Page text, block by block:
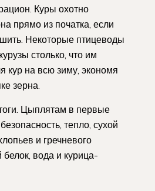
Куры охотно
прямо из початка, если
Некоторые птицеводы
столько, что им
кур на всю зиму, экономя
зерна.
Цыплятам в первые
тепло, сухой
и гречневого
вода и курица-